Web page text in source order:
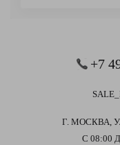
+7
Г. МОСКВА,
С 08:00